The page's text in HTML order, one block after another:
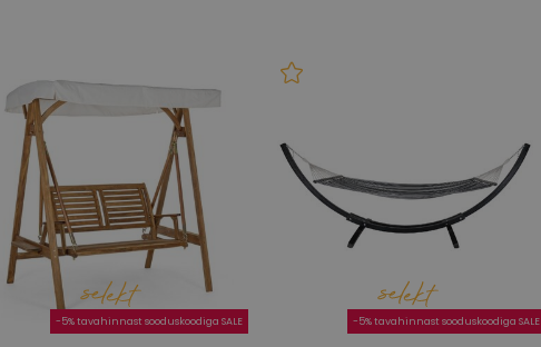
-5% tavahinnast sooduskoodiga SALE -5% tavahinnast sooduskoodiga SALE